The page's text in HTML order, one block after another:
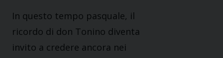
In questo tempo pasquale, il
ricordo di don Tonino diventa
invito a credere ancora nei